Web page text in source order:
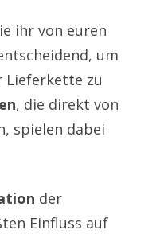
ihr von euren
um
Lieferkette zu
, die direkt von
spielen dabei
der
Einfluss auf